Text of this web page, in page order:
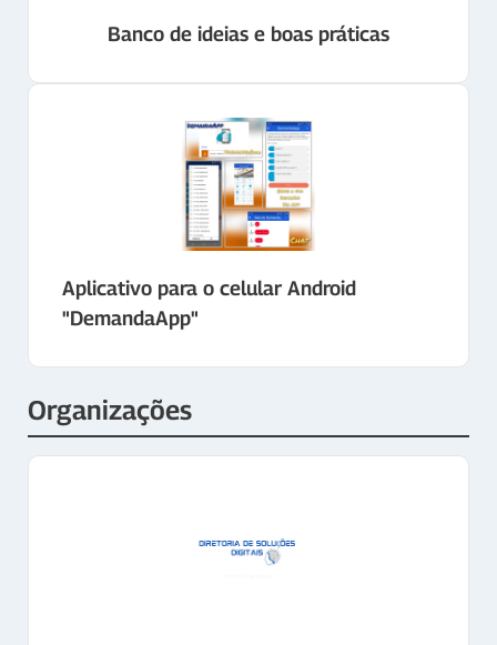
Banco de ideias e boas práticas
Aplicativo para o celular Android
"DemandaApp"
Organizações